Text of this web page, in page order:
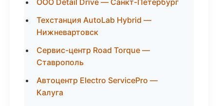
ООО Detail Drive — Санкт-Петербург
Техстанция AutoLab Hybrid —
Нижневартовск
Сервис-центр Road Torque —
Ставрополь
Автоцентр Electro ServicePro —
Калуга